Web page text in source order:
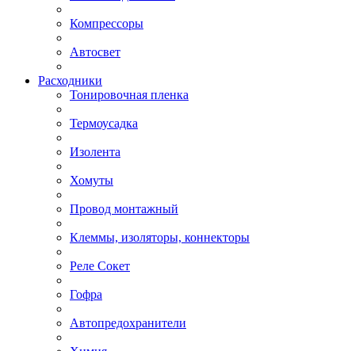
Компрессоры
Автосвет
Расходники
Тонировочная пленка
Термоусадка
Изолента
Хомуты
Провод монтажный
Клеммы, изоляторы, коннекторы
Реле Сокет
Гофра
Автопредохранители